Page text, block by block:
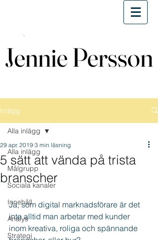
Jennie Persson
Jennie Persson
Inlägg
Alla inlägg
Målgrupp
Sociala kanaler
Innehåll
Analys
Strategi
Alla inlägg
5 sätt att vända på trista
branscher
29 apr. 2019 3 min läsning
Ja, som digital marknadsförare är det
inte alltid man arbetar med kunder
inom kreativa, roliga och spännande